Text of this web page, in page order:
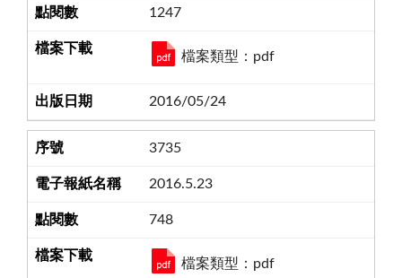
1247
檔案類型：pdf
2016/05/24
3735
2016.5.23
748
檔案類型：pdf